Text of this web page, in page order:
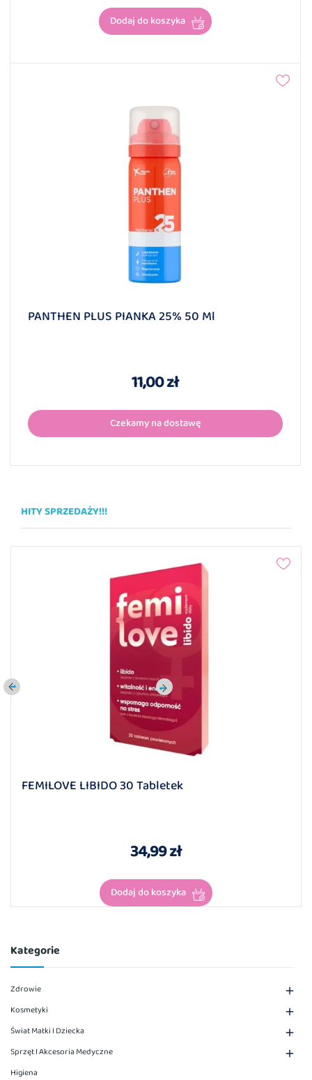
Kategorie
Zdrowie 
Kosmetyki 
Świat Matki I Dziecka 
Sprzęt I Akcesoria Medyczne 
Higiena
Dodaj do koszyka
PANTHEN PLUS PIANKA 25% 50 Ml
11,00 zł
Czekamy na dostawę
HITY SPRZEDAŻY!!!
FEMILOVE LIBIDO 30 Tabletek
34,99 zł
Dodaj do koszyka